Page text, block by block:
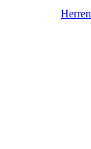
Herren